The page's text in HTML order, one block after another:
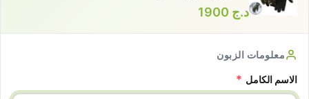
د.ج
معلومات الزبون
الاسم الكامل *